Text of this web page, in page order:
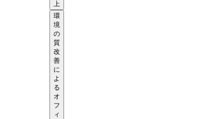
上
環
境
の
質
改
善
に
よ
る
オ
フ
ィ